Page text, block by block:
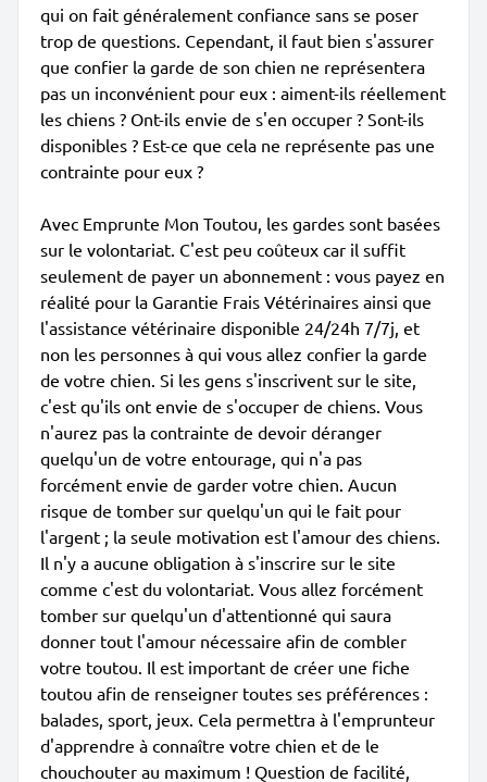
qui on fait généralement confiance sans se poser
trop de questions. Cependant, il faut bien s'assurer
que confier la garde de son chien ne représentera
pas un inconvénient pour eux : aiment-ils réellement
les chiens ? Ont-ils envie de s'en occuper ? Sont-ils
disponibles ? Est-ce que cela ne représente pas une
contrainte pour eux ?
Avec Emprunte Mon Toutou, les gardes sont basées
sur le volontariat. C'est peu coûteux car il suffit
seulement de payer un abonnement : vous payez en
réalité pour la Garantie Frais Vétérinaires ainsi que
l'assistance vétérinaire disponible 24/24h 7/7j, et
non les personnes à qui vous allez confier la garde
de votre chien. Si les gens s'inscrivent sur le site,
c'est qu'ils ont envie de s'occuper de chiens. Vous
n'aurez pas la contrainte de devoir déranger
quelqu'un de votre entourage, qui n'a pas
forcément envie de garder votre chien. Aucun
risque de tomber sur quelqu'un qui le fait pour
l'argent ; la seule motivation est l'amour des chiens.
Il n'y a aucune obligation à s'inscrire sur le site
comme c'est du volontariat. Vous allez forcément
tomber sur quelqu'un d'attentionné qui saura
donner tout l'amour nécessaire afin de combler
votre toutou. Il est important de créer une fiche
toutou afin de renseigner toutes ses préférences :
balades, sport, jeux. Cela permettra à l'emprunteur
d'apprendre à connaître votre chien et de le
chouchouter au maximum ! Question de facilité,